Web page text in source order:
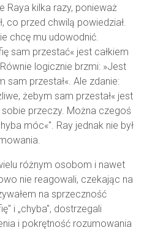
Raya kilka razy, ponieważ
co przed chwilą powiedział.
chcę mu udowodnić.
sam przestać« jest całkiem
logicznie brzmi: »Jest
sam przestał«. Ale zdanie:
żebym sam przestał« jest
przeczy. Można czegoś
móc«". Ray jednak nie był
różnym osobom i nawet
nie reagowali, czekając na
na sprzeczność
i „chyba", dostrzegali
i pokrętność rozumowania